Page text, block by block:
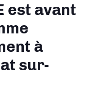
est avant
à
sur-